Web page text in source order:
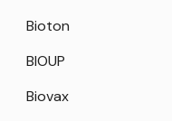
Bioton
BIOUP
Biovax